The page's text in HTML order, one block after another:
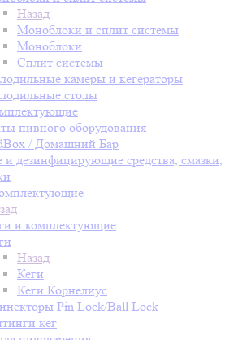
Назад
Моноблоки и сплит системы
Моноблоки
Сплит системы
камеры и кегераторы
столы
пивного оборудования
/ Домашний Бар
дезинфицирующие средства, смазки,
и комплектующие
Назад
Кеги
Кеги Корнелиус
Pin Lock/Ball Lock
кег